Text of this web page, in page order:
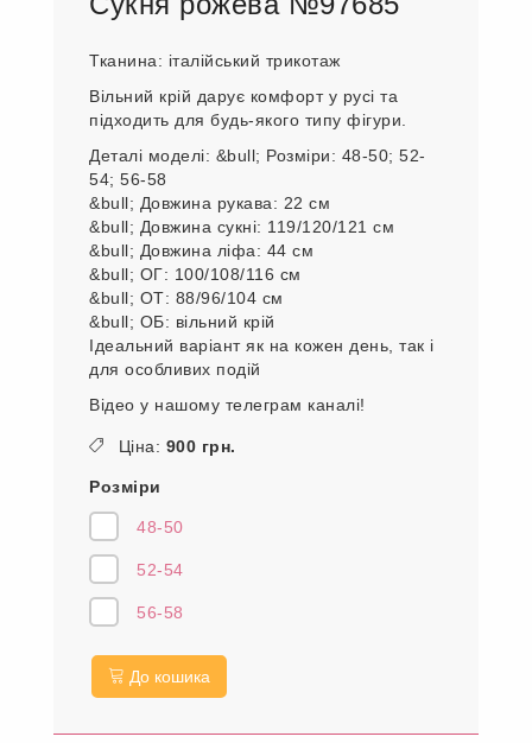
Тканина: італійський трикотаж
Вільний крій дарує комфорт у русі та
підходить для будь-якого типу фігури.
Деталі моделі: &bull; Розміри: 48-50; 52-
54; 56-58
&bull; Довжина рукава: 22 см
&bull; Довжина сукні: 119/120/121 см
&bull; Довжина ліфа: 44 см
&bull; ОГ: 100/108/116 см
&bull; ОТ: 88/96/104 см
&bull; ОБ: вільний крій
Ідеальний варіант як на кожен день, так і
для особливих подій
Відео у нашому телеграм каналі!
Ціна: 900 грн.
Розміри
48-50
52-54
56-58
До кошика